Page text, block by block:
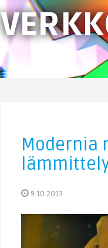
Modernia
9.10.2013